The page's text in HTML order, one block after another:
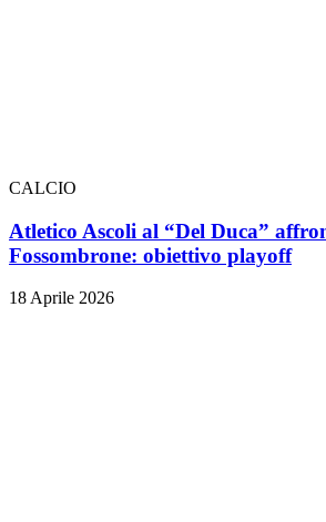
CALCIO
Atletico Ascoli al “Del Duca”
Fossombrone: obiettivo playoff
18 Aprile 2026